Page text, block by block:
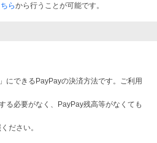
ちらから行うことが可能です。
にできるPayPayの決済方法です。ご利用
る必要がなく、PayPay残高等がなくても
ださい。